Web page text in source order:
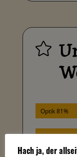

Optik 81%
Mundgefühl
Hach ja, der